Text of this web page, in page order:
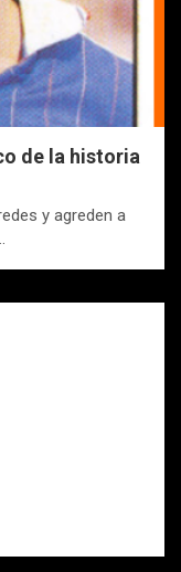
de la historia
y agreden a